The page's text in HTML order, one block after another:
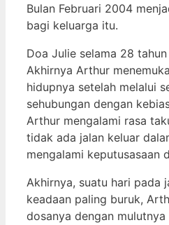
Bulan Februari 2004
bagi keluarga itu.
Doa Julie selama 28
Akhirnya Arthur
hidupnya setelah melalui
sehubungan dengan
Arthur mengalami rasa
tidak ada jalan keluar
mengalami keputusasaan
Akhirnya, suatu hari pada
keadaan paling buruk,
dosanya dengan